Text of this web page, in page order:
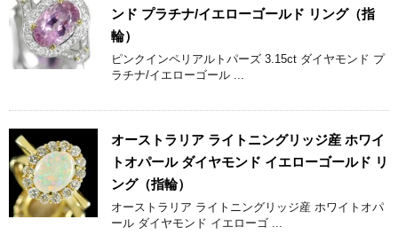
ンド プラチナ/イエローゴールド リング（指
輪）
ピンクインペリアルトパーズ 3.15ct ダイヤモンド プ
ラチナ/イエローゴール ...
オーストラリア ライトニングリッジ産 ホワイ
トオパール ダイヤモンド イエローゴールド リ
ング（指輪）
オーストラリア ライトニングリッジ産 ホワイトオパ
ール ダイヤモンド イエローゴ ...